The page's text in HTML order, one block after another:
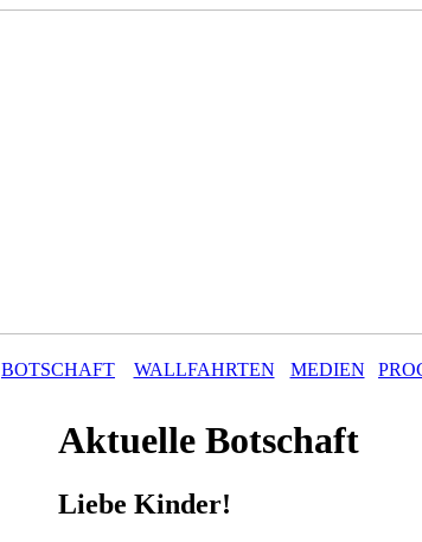
BOTSCHAFT WALLFAHRTEN MEDIEN
Aktuelle Botschaft
Liebe Kinder!